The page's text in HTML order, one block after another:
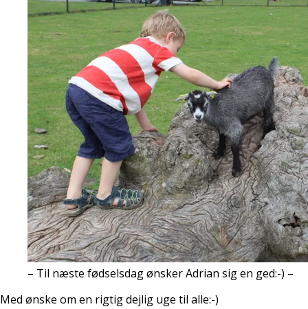
– Til næste fødselsdag ønsker Adrian sig en ged:-) –
Med ønske om en rigtig dejlig uge til alle:-)